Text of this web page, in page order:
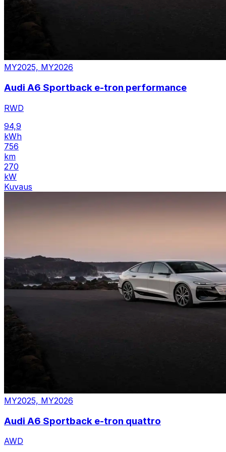
MY2025, MY2026
Audi A6 Sportback e-tron performance
RWD
94,9
kWh
756
km
270
kW
Kuvaus
MY2025, MY2026
Audi A6 Sportback e-tron quattro
AWD